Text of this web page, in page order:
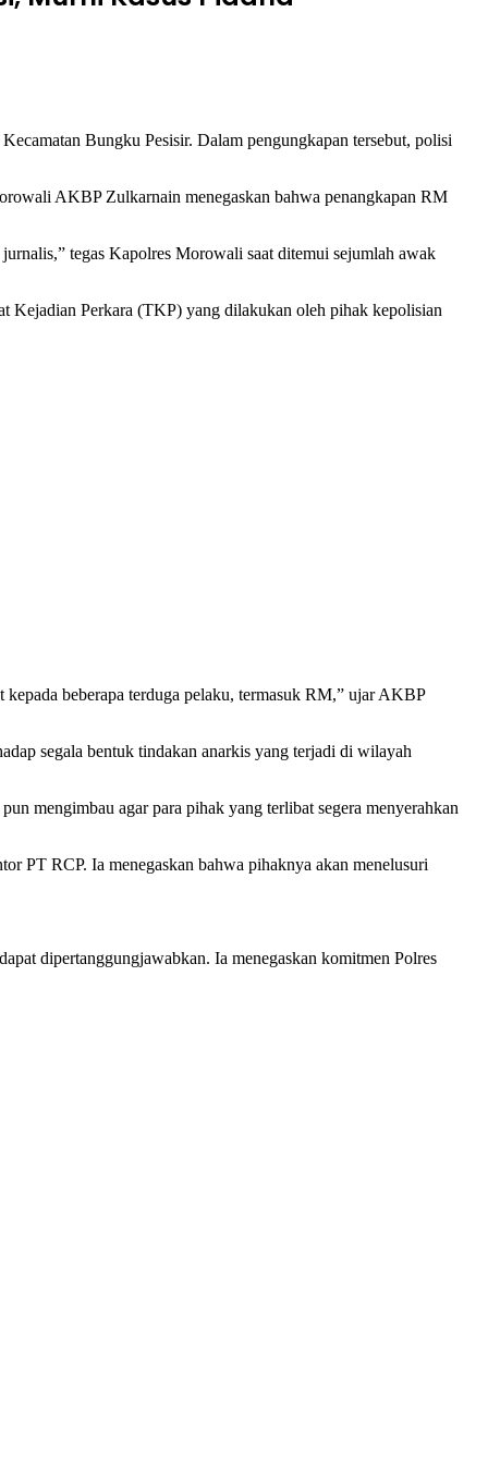
Bungku Pesisir. Dalam pengungkapan tersebut, polisi
AKBP Zulkarnain menegaskan bahwa penangkapan RM
tegas Kapolres Morowali saat ditemui sejumlah awak
Kejadian Perkara (TKP) yang dilakukan oleh pihak kepolisian
beberapa terduga pelaku, termasuk RM,” ujar AKBP
segala bentuk tindakan anarkis yang terjadi di wilayah
mengimbau agar para pihak yang terlibat segera menyerahkan
PT RCP. Ia menegaskan bahwa pihaknya akan menelusuri
dipertanggungjawabkan. Ia menegaskan komitmen Polres